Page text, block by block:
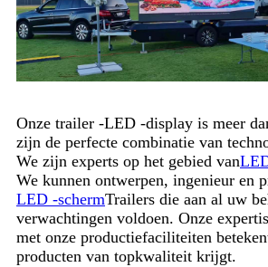
Onze trailer -LED -display is meer
zijn de perfecte combinatie van
We zijn experts op het gebied van
We kunnen ontwerpen, ingenieur en
LED -schermTrailers die aan al uw
verwachtingen voldoen. Onze
met onze productiefaciliteiten
producten van topkwaliteit krijgt.